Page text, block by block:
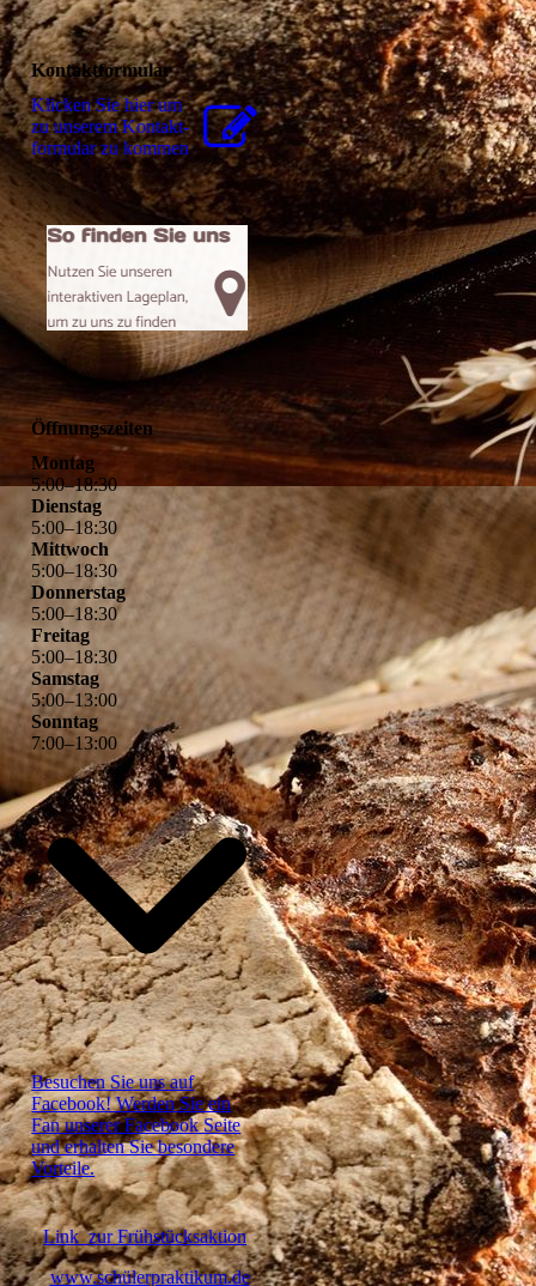
Kontaktformular
Klicken Sie hier um
zu unserem Kon­takt­
for­mu­lar zu kommen
Öffnungszeiten
Montag
5:00–18:30
Dienstag
5:00–18:30
Mittwoch
5:00–18:30
Donnerstag
5:00–18:30
Freitag
5:00–18:30
Samstag
5:00–13:00
Sonntag
7:00–13:00
Besuchen Sie uns auf
Facebook! Werden Sie ein
Fan unserer Facebook Seite
und erhalten Sie besondere
Vorteile.
Link zur Frühstücksaktion
www.schülerpraktikum.de